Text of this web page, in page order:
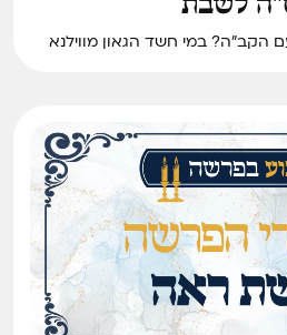
הקב״ה? במי חשד הגאון מווילנא